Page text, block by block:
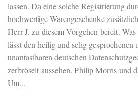
lassen. Da eine solche Registrierung
hochwertige Warengeschenke
Herr J. zu diesem Vorgehen bereit.
lässt den heilig und selig gesprochenen
unantastbaren deutschen
zerbröselt aussehen. Philip Morris und
Um...